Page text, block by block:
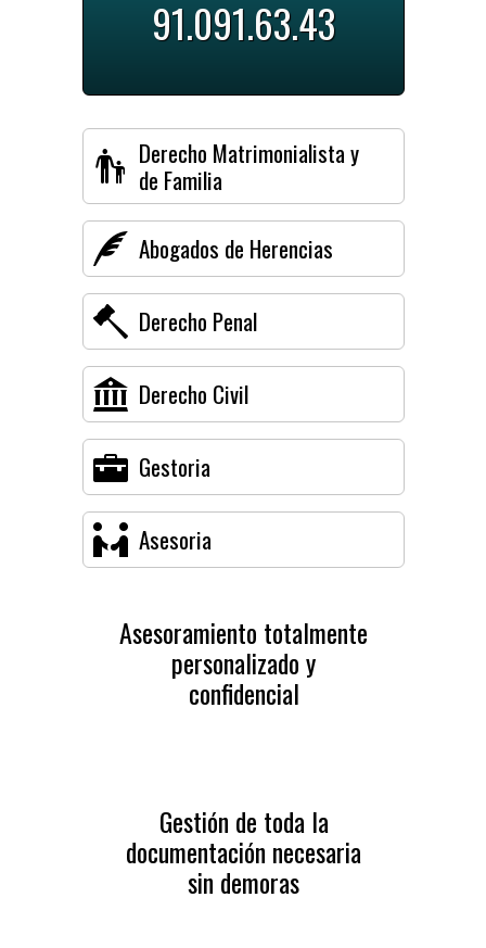
91.091.63.43
Derecho Matrimonialista y
de Familia
Abogados de Herencias
Derecho Penal
Derecho Civil
Gestoria
Asesoria
Asesoramiento totalmente
personalizado y
confidencial
Gestión de toda la
documentación necesaria
sin demoras